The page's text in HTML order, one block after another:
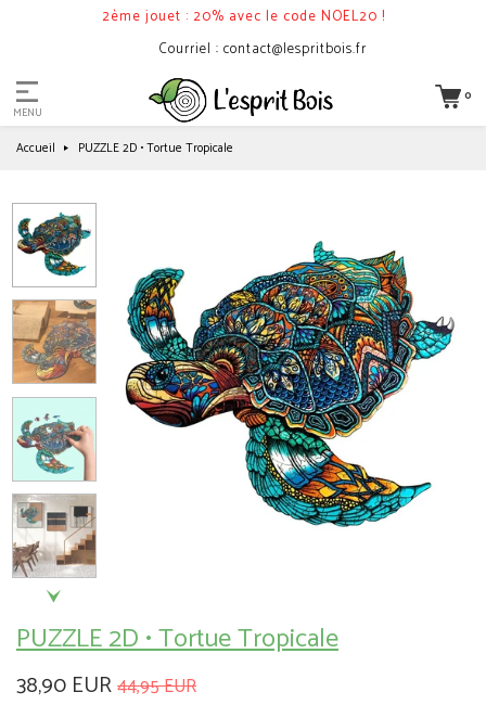
2ème jouet : 20% avec le code NOEL20 !
Courriel : contact@lespritbois.fr
0
MENU
Accueil PUZZLE 2D • Tortue Tropicale
PUZZLE 2D • Tortue Tropicale
38,90 EUR44,95 EUR